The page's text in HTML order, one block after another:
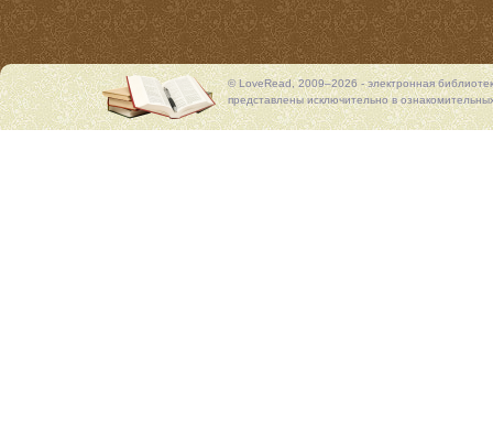
© LoveRead, 2009–2026 - электронная
представлены исключительно в